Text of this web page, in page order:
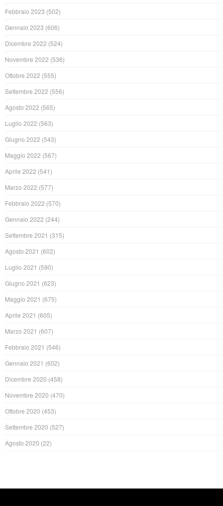
Febbraio 2023 (502)
Gennaio 2023 (606)
Dicembre 2022 (524)
Novembre 2022 (536)
Ottobre 2022 (555)
Settembre 2022 (556)
Agosto 2022 (565)
Luglio 2022 (563)
Giugno 2022 (543)
Maggio 2022 (567)
Aprile 2022 (541)
Marzo 2022 (577)
Febbraio 2022 (570)
Gennaio 2022 (244)
Settembre 2021 (315)
Agosto 2021 (602)
Luglio 2021 (590)
Giugno 2021 (623)
Maggio 2021 (675)
Aprile 2021 (605)
Marzo 2021 (607)
Febbraio 2021 (546)
Gennaio 2021 (602)
Dicembre 2020 (458)
Novembre 2020 (470)
Ottobre 2020 (453)
Settembre 2020 (527)
Agosto 2020 (22)